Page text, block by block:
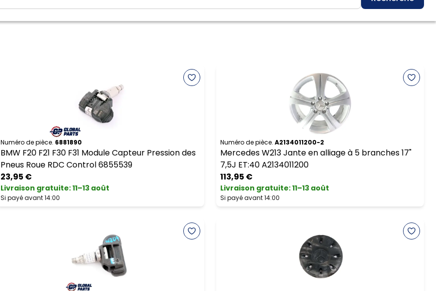
Numéro de pièce. 6881890
BMW F20 F21 F30 F31 Module Capteur Pression des
Pneus Roue RDC Control 6855539
23,95 €
Livraison gratuite:11–13 août
Si payé avant 14:00
Numéro de pièce. A2134011200-2
Mercedes W213 Jante en alliage à 5 branches 17"
7,5J ET:40 A2134011200
113,95 €
Livraison gratuite:11–13 août
Si payé avant 14:00